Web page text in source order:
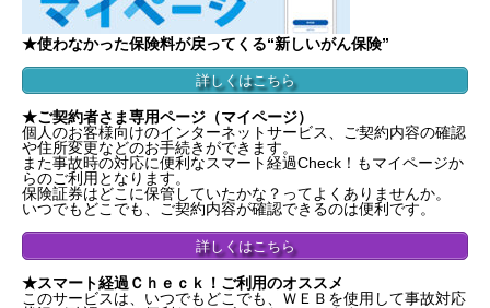
★使わなかった保険料が戻ってくる“新しいがん保険”
詳しくはこちら
★ご契約者さま専用ページ（マイページ）
個人のお客様向けのインターネットサービス、 ご契約内容の確認
や住所変更などのお手続きができます。
また事故時の対応に便利なスマート経過Check！もマイページか
らのご利用となります。
保険証券はどこに保管していたかな？ってよくありませんか。
いつでもどこでも、ご契約内容が確認できるのは便利です。
詳しくはこちら
★スマート経過Ｃｈｅｃｋ！ご利用のオススメ
このサービスは、いつでもどこでも、ＷＥＢを使用して事故対応